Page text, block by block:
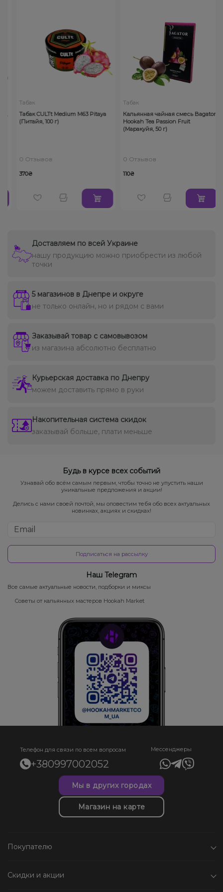
Табак
Табак CULTt Medium M63 Pitaya
(Питайя, 100 г)
0 Отзывов
370₴
Табак
Кальянная чайная смесь Bagator
Hookah Tea Passion Fruit
(Маракуйя, 50 г)
0 Отзывов
110₴
Доставляем по всей Украине
нашу продукцию можно приобрести из любой
точки
5 магазинов в Днепре и округе
не только онлайн, но и рядом с вами
Заказывай товар с самовывозом
из магазина абсолютно бесплатно
Курьерская доставка по Днепру
можем доставить прямо в руки
Накопительная система скидок
заказывай больше, плати меньше
Будь в курсе всех событий
Узнавай обо всём самым первым, чтобы точно не упустить наши
уникальные предложения и акции!
Делись с нами своей почтой, мы оповестим тебя обо всех актуальных
новинках, акциях и скидках!
Подписаться на рассылку
Наш Telegram
Все самые актуальные новости, подборки и миксы
Советы от кальянных мастеров Hookah Market
Телефон для связи по всем вопросам
+380997002052
Мессенджеры
Мы в других городах
Магазин на карте
Покупателю
Скидки и акции